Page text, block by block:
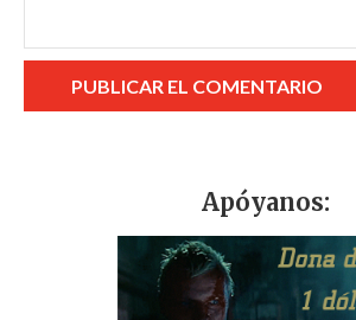
Apóyanos: